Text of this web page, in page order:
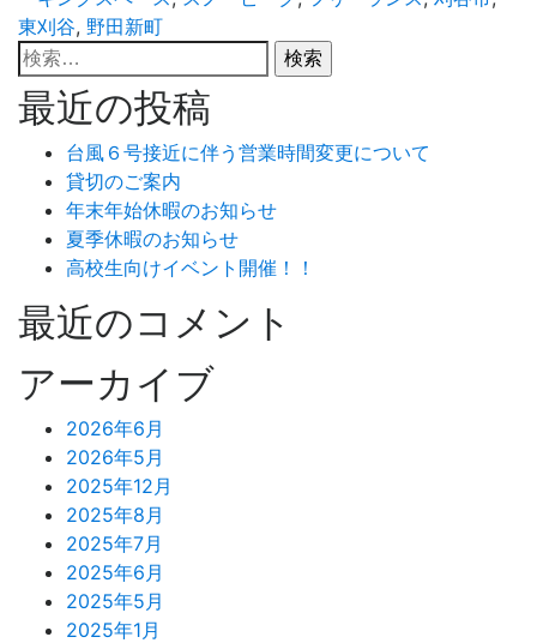
東刈谷, 野田新町
検
索:
最近の投稿
台風６号接近に伴う営業時間変更について
貸切のご案内
年末年始休暇のお知らせ
夏季休暇のお知らせ
高校生向けイベント開催！！
最近のコメント
アーカイブ
2026年6月
2026年5月
2025年12月
2025年8月
2025年7月
2025年6月
2025年5月
2025年1月